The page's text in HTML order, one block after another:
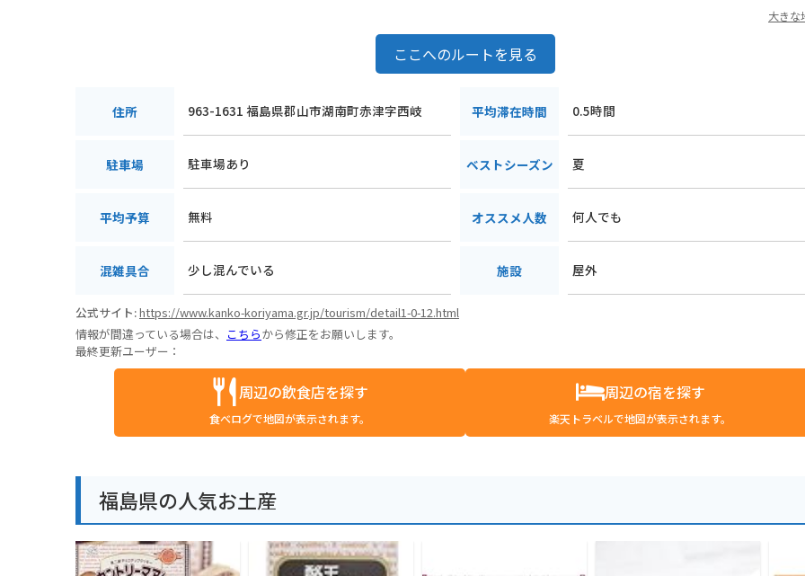
大きな
ここへのルートを見る
住所 963-1631 福島県郡山市湖南町赤津字西岐 平均滞在時間 0.5時間
駐車場 駐車場あり ベストシーズン 夏
平均予算 無料 オススメ人数 何人でも
混雑具合 少し混んでいる 施設 屋外
公式サイト:https://www.kanko-koriyama.gr.jp/tourism/detail1-0-12.html
情報が間違っている場合は、 こちらから修正をお願いします。
最終更新ユーザー：
周辺の飲食店を探す
食べログで地図が表示されます。
周辺の宿を探す
楽天トラベルで地図が表示されます。
福島県の人気お土産